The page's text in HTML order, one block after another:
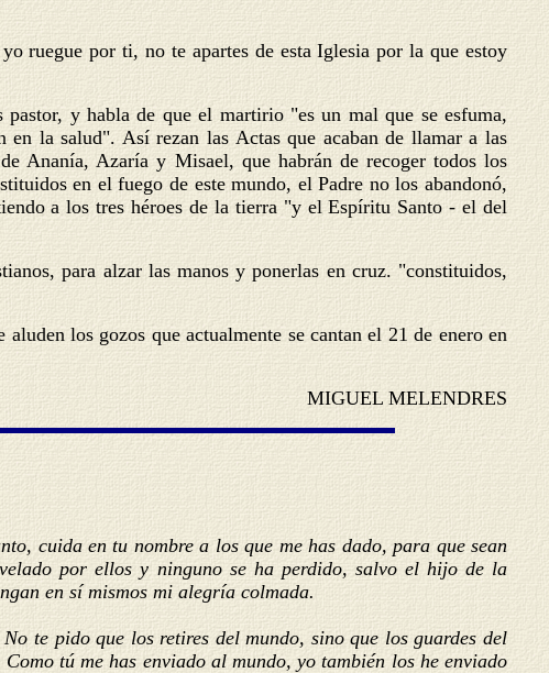
ruegue por ti, no te apartes de esta Iglesia por la que estoy
y habla de que el martirio "es un mal que se esfuma,
en la salud". Así rezan las Actas que acaban de llamar a las
Ananía, Azaría y Misael, que habrán de recoger todos los
en el fuego de este mundo, el Padre no los abandonó,
a los tres héroes de la tierra "y el Espíritu Santo - el del
para alzar las manos y ponerlas en cruz. "constituidos,
los gozos que actualmente se cantan el 21 de enero en
MIGUEL MELENDRES
cuida en tu nombre a los que me has dado, para que sean
por ellos y ninguno se ha perdido, salvo el hijo de la
en sí mismos mi alegría colmada.
te pido que los retires del mundo, sino que los guardes del
tú me has enviado al mundo, yo también los he enviado